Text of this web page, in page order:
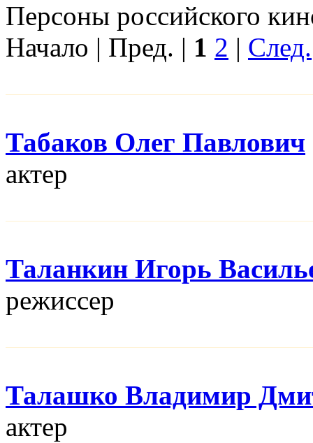
Персоны российского
Начало | Пред. | 1 2 | След.
Табаков Олег Павлович
актер
Таланкин Игорь
режисcер
Талашко Владимир
актер